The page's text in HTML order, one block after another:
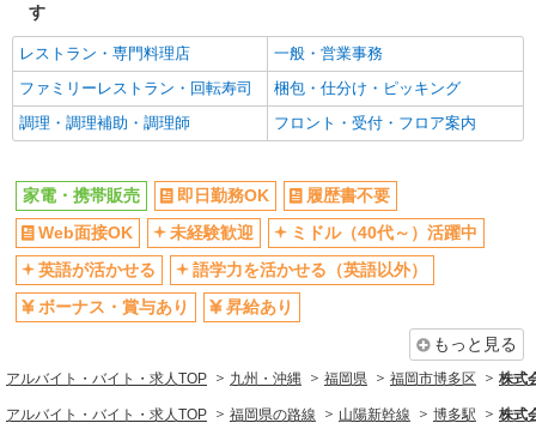
す
レストラン・専門料理店
一般・営業事務
ファミリーレストラン・回転寿司
梱包・仕分け・ピッキング
調理・調理補助・調理師
フロント・受付・フロア案内
家電・携帯販売 即日勤務OK
履歴書不要
Web面接OK
未経験歓迎
ミドル（40代～）活躍中
英語が活かせる
語学力を活かせる（英語以外）
ボーナス・賞与あり
昇給あり
もっと見る
アルバイト・バイト・求人TOP 九州・沖縄 福岡県 福岡市博多区 株式
アルバイト・バイト・求人TOP 福岡県の路線 山陽新幹線 博多駅 株式